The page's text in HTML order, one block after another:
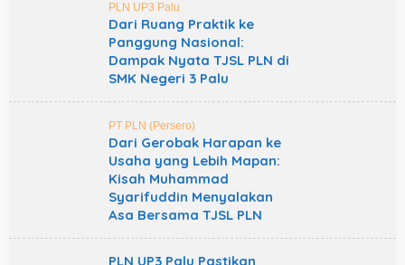
PLN UP3 Palu
Dari Ruang Praktik ke
Panggung Nasional:
Dampak Nyata TJSL PLN di
SMK Negeri 3 Palu
PT PLN (Persero)
Dari Gerobak Harapan ke
Usaha yang Lebih Mapan:
Kisah Muhammad
Syarifuddin Menyalakan
Asa Bersama TJSL PLN
PLN UP3 Palu Pastikan